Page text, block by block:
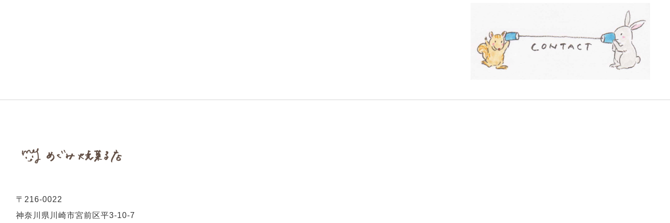
〒216-0022
神奈川県川崎市宮前区平3-10-7